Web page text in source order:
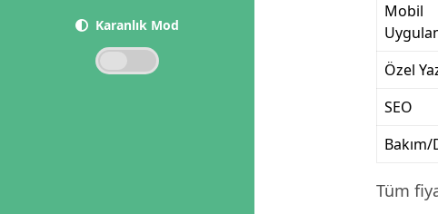
Karanlık Mod
Mobil
Özel
SEO
Tüm